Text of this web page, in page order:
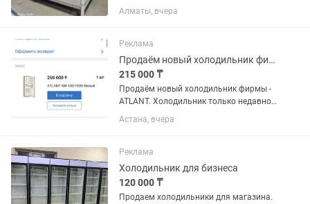
двух вариантах как плюсовой
холодильник и минусовой
Ауэзовский район, мкр.Достык. Выше
Кар сити....
Алматы, вчера
Реклама
Продаём новый холодильник фирмы - ATLANT.
215 000 ₸
Продаём новый холодильник фирмы -
ATLANT. Холодильник только недавно
купили. Продаём, в связи с тем что не
подошёл по размеру. Холодильник
установки в кухонный...
Астана, вчера
Реклама
Холодильник для бизнеса
120 000 ₸
Продаем холодильники для магазина.